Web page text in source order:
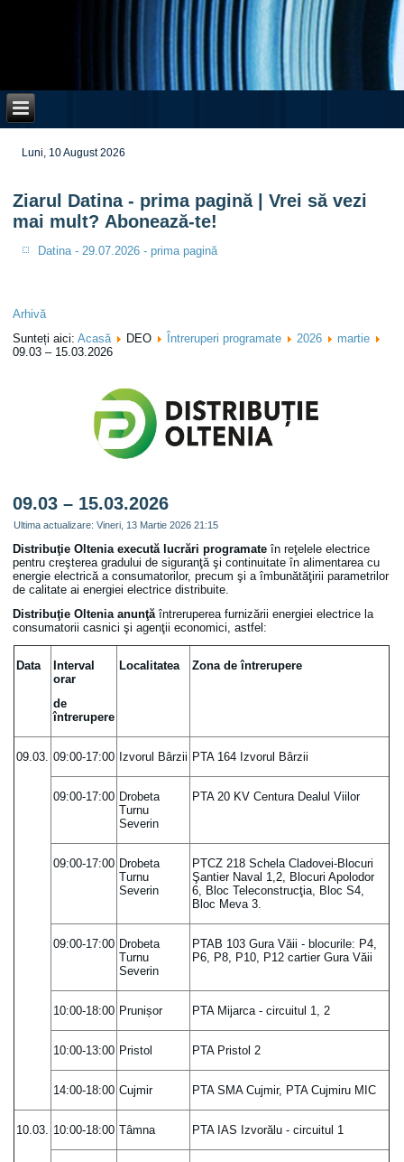
Luni, 10 August 2026
Ziarul Datina - prima pagină | Vrei să vezi
mai mult? Abonează-te!
Datina - 29.07.2026 - prima pagină
Arhivă
Sunteți aici:Acasă DEO Întreruperi programate 2026
martie
09.03 – 15.03.2026
09.03 – 15.03.2026
Ultima actualizare: Vineri, 13 Martie 2026 21:15
Distribuţie Olteniaexecută lucrări programate în reţelele electrice
pentru creşterea gradului de siguranţă şi continuitate în alimentarea cu
energie electrică a consumatorilor, precum şi a îmbunătăţirii parametrilor
de calitate ai energiei electrice distribuite.
Distribuţie Oltenia anunţăîntreruperea furnizării energiei electrice la
consumatorii casnici şi agenţii economici, astfel:
Data
Interval
orar
de
întrerupere
Localitatea Zona de întrerupere
09.03. 09:00-17:00 Izvorul Bârzii PTA 164 Izvorul Bârzii
09:00-17:00 Drobeta
Turnu
Severin
PTA 20 KV Centura Dealul Viilor
09:00-17:00 Drobeta
Turnu
Severin
PTCZ 218 Schela Cladovei-Blocuri
Şantier Naval 1,2, Blocuri Apolodor
6, Bloc Teleconstrucţia, Bloc S4,
Bloc Meva 3.
09:00-17:00 Drobeta
Turnu
Severin
PTAB 103 Gura Văii - blocurile: P4,
P6, P8, P10, P12 cartier Gura Văii
10:00-18:00 Prunișor PTA Mijarca - circuitul 1, 2
10:00-13:00 Pristol PTA Pristol 2
14:00-18:00 Cujmir PTA SMA Cujmir, PTA Cujmiru MIC
10.03. 10:00-18:00 Tâmna PTA IAS Izvorălu - circuitul 1